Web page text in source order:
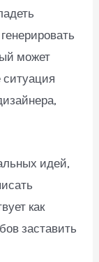
может
ситуация
идей,
как
заставить